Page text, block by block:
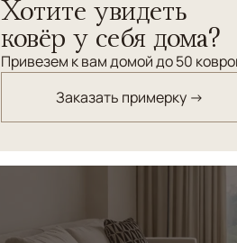
Хотите увидеть
ковёр у себя дома?
Привезем к вам домой до 50
Заказать примерку →